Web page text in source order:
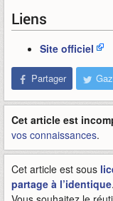
Liens
Site officiel
Partager
Cet article est
vos connaissances.
Cet article est sous
partage à l’identique.